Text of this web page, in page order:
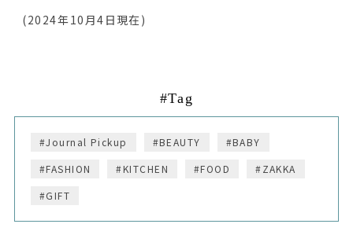
(2024年10 月4 日現在)
#Tag
#Journal Pickup #BEAUTY
#BABY
#FASHION
#KITCHEN #FOOD
#ZAKKA
#GIFT